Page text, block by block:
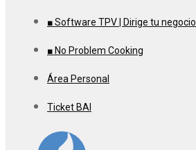
■ Software TPV | Dirige tu negocio
■ No Problem Cooking
Área Personal
Ticket BAI